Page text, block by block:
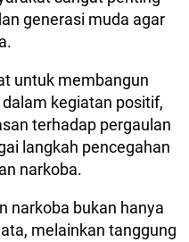
generasi muda agar
untuk membangun
kegiatan positif,
terhadap pergaulan
langkah pencegahan
narkoba.
narkoba bukan hanya
melainkan tanggung